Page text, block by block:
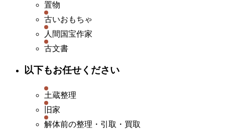
置物
古いおもちゃ
人間国宝作家
古文書
以下もお任せください
土蔵整理
旧家
解体前の整理・引取・買取